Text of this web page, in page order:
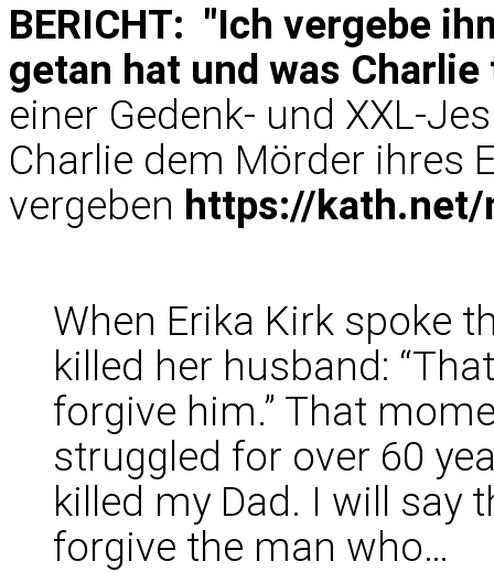
BERICHT: "Ich vergebe
getan hat und was
einer Gedenk- und XXL-
Charlie dem Mörder ihres
vergeben https://
When Erika Kirk spoke
killed her husband:
forgive him.” That
struggled for over 60
killed my Dad. I will say
forgive the man who…